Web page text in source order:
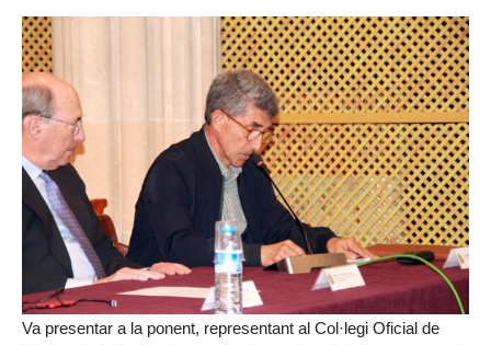
Va presentar a la ponent, representant al Col·legi Oficial de